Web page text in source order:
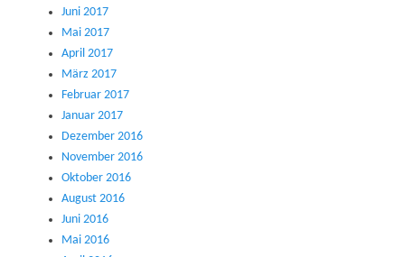
Juni 2017
Mai 2017
April 2017
März 2017
Februar 2017
Januar 2017
Dezember 2016
November 2016
Oktober 2016
August 2016
Juni 2016
Mai 2016